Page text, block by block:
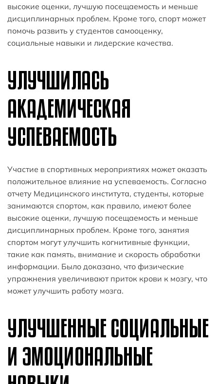
высокие оценки, лучшую посещаемость и меньше
дисциплинарных проблем. Кроме того, спорт может
помочь развить у студентов самооценку,
социальные навыки и лидерские качества.
УЛУЧШИЛАСЬ
АКАДЕМИЧЕСКАЯ
УСПЕВАЕМОСТЬ
Участие в спортивных мероприятиях может оказать
положительное влияние на успеваемость. Согласно
отчету Медицинского института, студенты, которые
занимаются спортом, как правило, имеют более
высокие оценки, лучшую посещаемость и меньше
дисциплинарных проблем. Кроме того, занятия
спортом могут улучшить когнитивные функции,
такие как память, внимание и скорость обработки
информации. Было доказано, что физические
упражнения увеличивают приток крови к мозгу, что
может улучшить работу мозга.
УЛУЧШЕННЫЕ СОЦИАЛЬНЫЕ
И ЭМОЦИОНАЛЬНЫЕ